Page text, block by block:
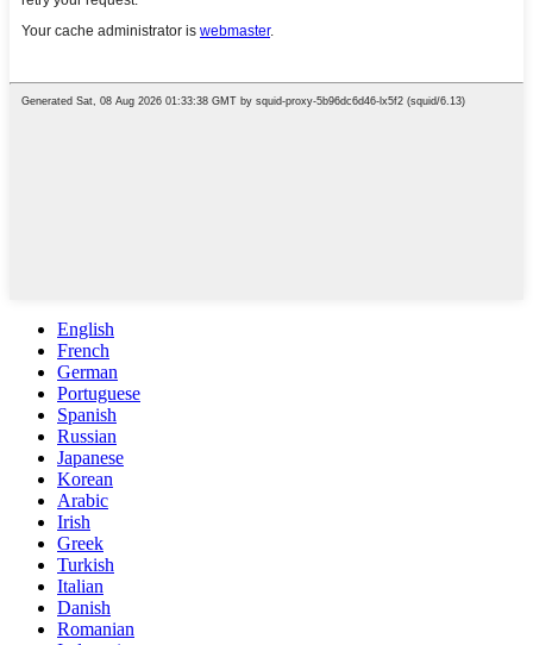
English
French
German
Portuguese
Spanish
Russian
Japanese
Korean
Arabic
Irish
Greek
Turkish
Italian
Danish
Romanian